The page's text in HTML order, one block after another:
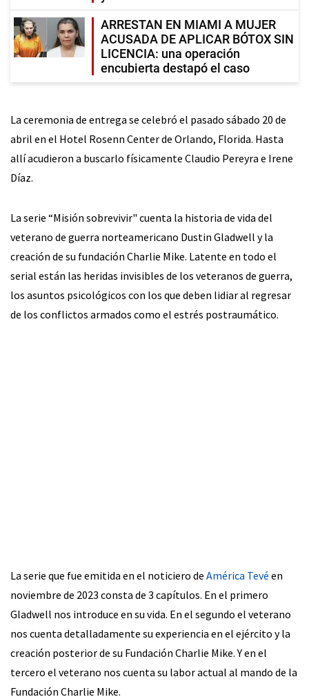
ARRESTAN EN MIAMI A MUJER
ACUSADA DE APLICAR BÓTOX SIN
LICENCIA: una operación
encubierta destapó el caso
La ceremonia de entrega se celebró el pasado sábado 20 de
abril en el Hotel Rosenn Center de Orlando, Florida. Hasta
allí acudieron a buscarlo físicamente Claudio Pereyra e Irene
Díaz.
La serie “Misión sobrevivir" cuenta la historia de vida del
veterano de guerra norteamericano Dustin Gladwell y la
creación de su fundación Charlie Mike. Latente en todo el
serial están las heridas invisibles de los veteranos de guerra,
los asuntos psicológicos con los que deben lidiar al regresar
de los conflictos armados como el estrés postraumático.
La serie que fue emitida en el noticiero de América Tevé en
noviembre de 2023 consta de 3 capítulos. En el primero
Gladwell nos introduce en su vida. En el segundo el veterano
nos cuenta detalladamente su experiencia en el ejército y la
creación posterior de su Fundación Charlie Mike. Y en el
tercero el veterano nos cuenta su labor actual al mando de la
Fundación Charlie Mike.